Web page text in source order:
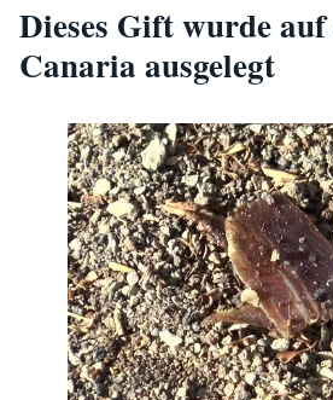
Dieses Gift wurde
Canaria ausgelegt